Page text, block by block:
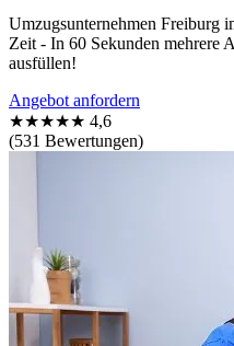
Umzugsunternehmen Freiburg
Zeit - In 60 Sekunden mehrere
ausfüllen!
Angebot anfordern
★★★★★ 4,6
(531 Bewertungen)